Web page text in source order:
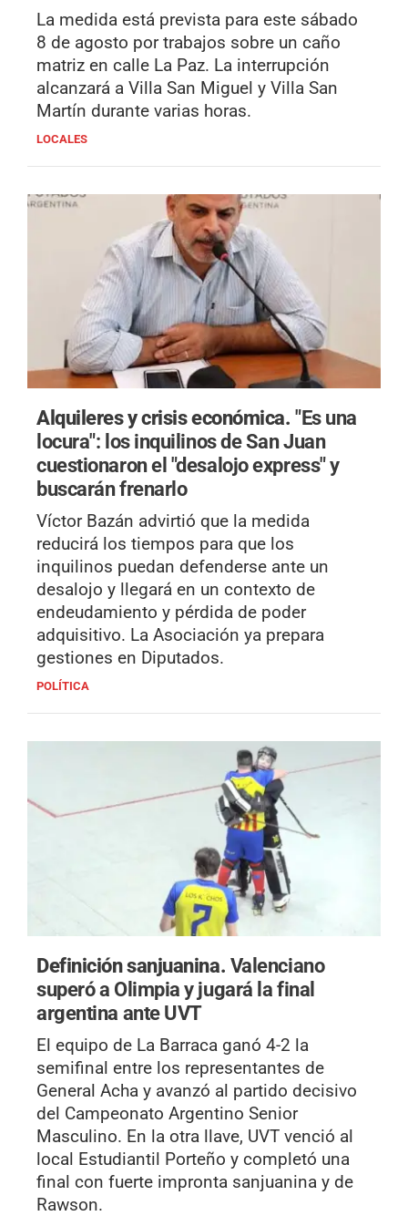
La medida está prevista para este sábado
8 de agosto por trabajos sobre un caño
matriz en calle La Paz. La interrupción
alcanzará a Villa San Miguel y Villa San
Martín durante varias horas.
LOCALES
Alquileres y crisis económica."Es una
locura": los inquilinos de San Juan
cuestionaron el "desalojo express" y
buscarán frenarlo
Víctor Bazán advirtió que la medida
reducirá los tiempos para que los
inquilinos puedan defenderse ante un
desalojo y llegará en un contexto de
endeudamiento y pérdida de poder
adquisitivo. La Asociación ya prepara
gestiones en Diputados.
POLÍTICA
Definición sanjuanina. Valenciano
superó a Olimpia y jugará la final
argentina ante UVT
El equipo de La Barraca ganó 4-2 la
semifinal entre los representantes de
General Acha y avanzó al partido decisivo
del Campeonato Argentino Senior
Masculino. En la otra llave, UVT venció al
local Estudiantil Porteño y completó una
final con fuerte impronta sanjuanina y de
Rawson.